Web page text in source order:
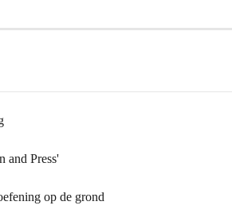
and Press'
op de grond